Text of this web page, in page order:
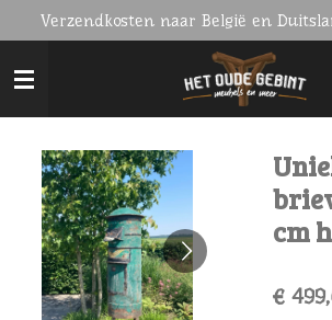
direct
naar
de
hoofdinhoud
Verzendkosten naar België en
cm
€